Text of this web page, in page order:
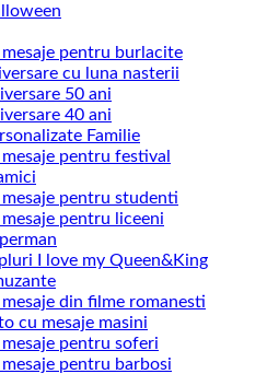
pentru burlacite
cu luna nasterii
50 ani
40 ani
Familie
pentru festival
pentru studenti
pentru liceeni
I love my Queen&King
din filme romanesti
cu mesaje masini
pentru soferi
pentru barbosi